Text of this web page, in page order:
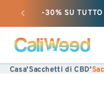
Ignorare
e
passare
al
contenuto
-30% SU
Casa'Sacchetti di CBD'